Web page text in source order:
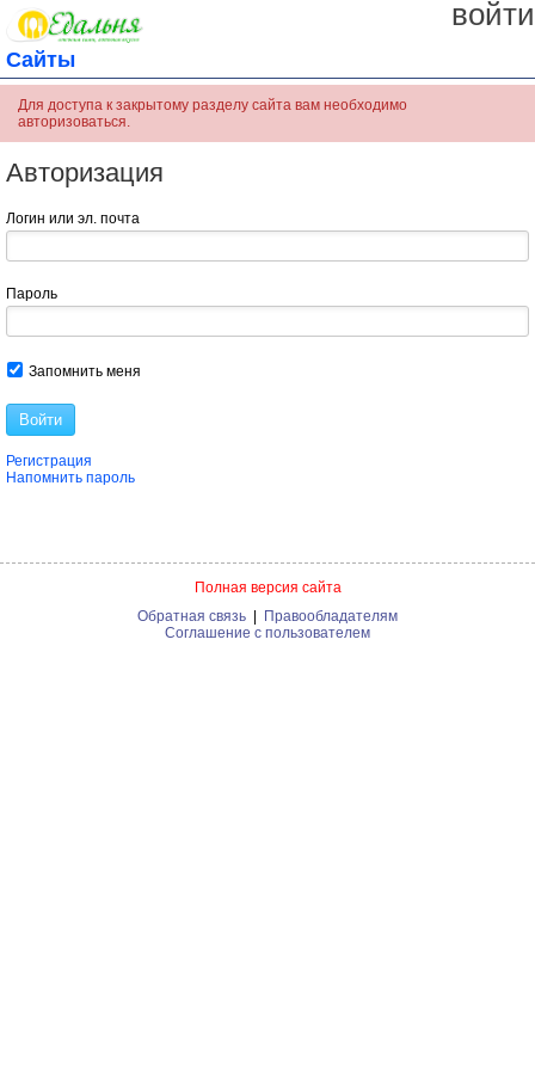
войти
Сайты
Для доступа к закрытому разделу сайта вам необходимо
авторизоваться.
Авторизация
Логин или эл. почта
Пароль
Запомнить меня
Войти
Регистрация
Напомнить пароль
Полная версия сайта
Обратная связь
Правообладателям
Соглашение с пользователем